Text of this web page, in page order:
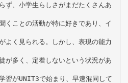
ず、小学生らしさがまだたくさんあ
くことの活動が特に好きであり、イ
よく見られる。しかし、表現の能力
が多く、定着しないという状況があ
習がUNIT3で始まり、早速混同して